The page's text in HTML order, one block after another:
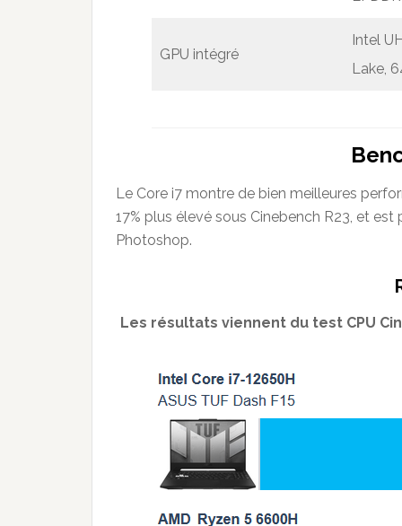
GPU intégré
Intel
Lake,
Le Core i7 montre de bien meilleures
17% plus élevé sous Cinebench R23, et
Photoshop.
Les résultats viennent du test CPU